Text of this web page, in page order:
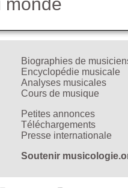
Biographies de
Encyclopédie musicale
Analyses musicales
Cours de musique
Petites annonces
Téléchargements
Presse internationale
Soutenir